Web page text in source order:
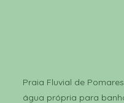
Praia Fluvial de
água própria para